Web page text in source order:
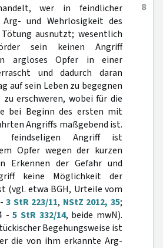
8
wer in feindlicher
und Wehrlosigkeit des
ausnutzt; wesentlich
sein keinen Angriff
argloses Opfer in einer
und dadurch daran
auf sein Leben zu begegnen
erschweren, wobei für die
bei Beginn des ersten mit
Angriffs maßgebend ist.
feindseligen Angriff ist
Opfer wegen der kurzen
Erkennen der Gefahr und
keine Möglichkeit der
(vgl. etwa BGH, Urteile vom
-3 StR 223/11, NStZ 2012, 35;
-5 StR 332/14, beide mwN).
Begehungsweise ist
die von ihm erkannte Arg-